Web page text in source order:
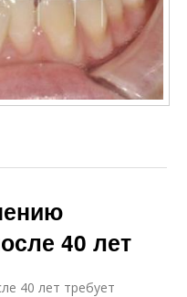
40 лет
40 лет требует